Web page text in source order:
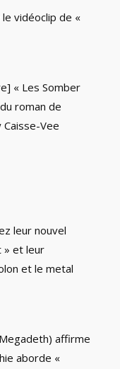
vidéoclip de «
« Les Somber
roman de
Vee
leur nouvel
» et leur
et le metal
affirme
aborde «